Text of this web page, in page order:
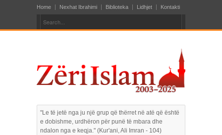
Home Nexhat Ibrahimi Biblioteka Lidhjet Kontakti
"Le të jetë nga ju një grup që thërret në atë që është
e dobishme, urdhëron për punë të mbara dhe
ndalon nga e keqja." (Kur'ani, Ali Imran - 104)